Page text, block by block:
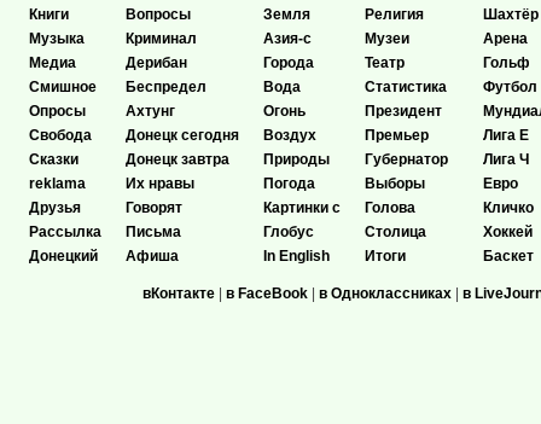
Книги
Музыка
Медиа
Смишное
Опросы
Свобода
Сказки
reklama
Друзья
Рассылка
Донецкий
Вопросы
Криминал
Дерибан
Беспредел
Ахтунг
Донецк сегодня
Донецк завтра
Их нравы
Говорят
Письма
Афиша
Земля
Азия-с
Города
Вода
Огонь
Воздух
Природы
Погода
Картинки с
Глобус
In English
Религия
Музеи
Театр
Статистика
Президент
Премьер
Губернатор
Выборы
Голова
Столица
Итоги
Шахтёр
Арена
Гольф
Футбол
Лига Е
Лига Ч
Евро
Кличко
Хоккей
Баскет
вКонтакте | в FaceBook | в Одноклассниках | в